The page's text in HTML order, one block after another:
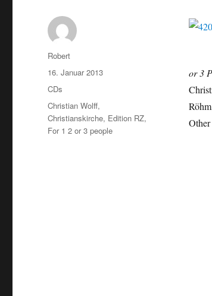
or 3
Autor
Robert
Veröffentlicht
am
16. Januar 2013
Kategorien
CDs
Schlagwörter
Christian Wolff,
Christianskirche, Edition RZ,
For 1 2 or 3 people